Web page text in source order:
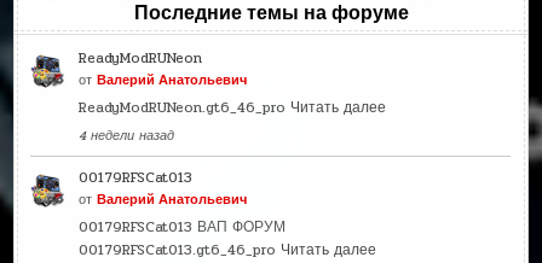
Последние темы на форуме
ReadyModRUNeon
отВалерий Анатольевич
ReadyModRUNeon.gt6_46_pro Читать далее
4 недели назад
00179RFSCat013
отВалерий Анатольевич
00179RFSCat013 ВАП ФОРУМ
00179RFSCat013.gt6_46_pro Читать далее